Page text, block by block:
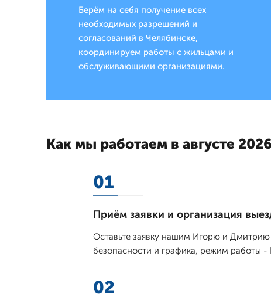
Берём на себя получение всех
необходимых разрешений и
согласований в Челябинске,
координируем работы с жильцами и
обслуживающими организациями.
Как мы работаем в августе
01
Приём заявки и организация
Оставьте заявку нашим Игорю и
безопасности и графика, режим работы
02